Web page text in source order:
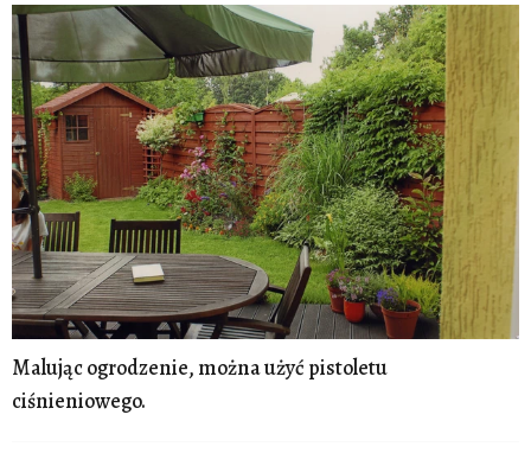
Malując ogrodzenie, można użyć pistoletu
ciśnieniowego.